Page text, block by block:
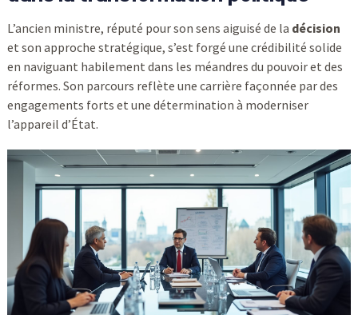
L’ancien ministre, réputé pour son sens aiguisé de la décision
et son approche stratégique, s’est forgé une crédibilité solide
en naviguant habilement dans les méandres du pouvoir et des
réformes. Son parcours reflète une carrière façonnée par des
engagements forts et une détermination à moderniser
l’appareil d’État.